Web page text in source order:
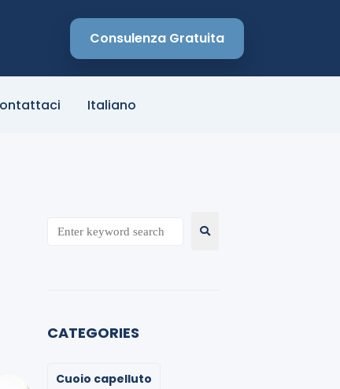
Consulenza Gratuita
Italiano
CATEGORIES
Cuoio capelluto